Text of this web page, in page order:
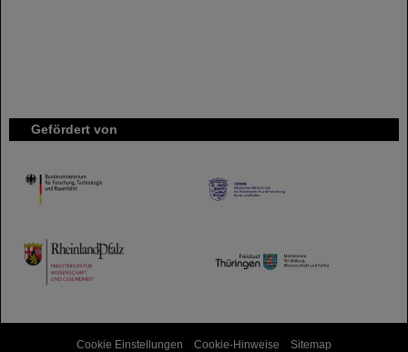
Gefördert von
HMWK
TMWWDG
Cookie Einstellungen Cookie-Hinweise
Sitemap